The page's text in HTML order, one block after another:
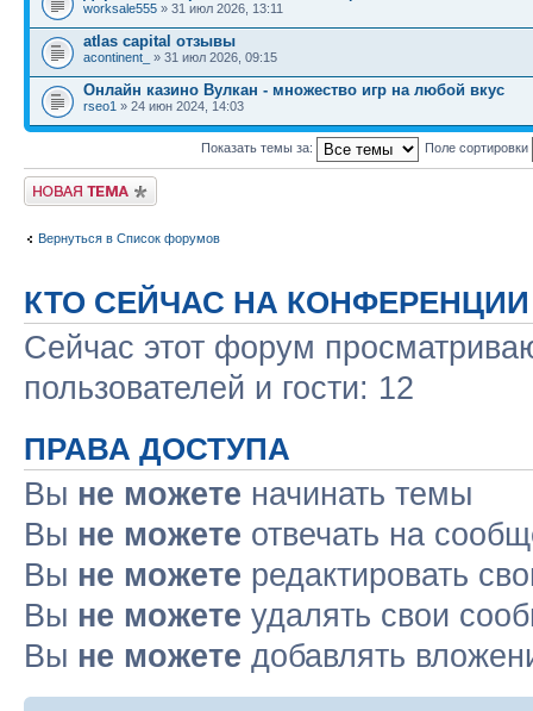
worksale555 » 31 июл 2026, 13:11
atlas capital отзывы
acontinent_ » 31 июл 2026, 09:15
Онлайн казино Вулкан - множество игр на любой вкус
rseo1 » 24 июн 2024, 14:03
Показать темы за: Поле сортировки
Новая тема
Вернуться в Список форумов
КТО СЕЙЧАС НА КОНФЕРЕНЦИИ
Сейчас этот форум
пользователей и гости: 12
ПРАВА ДОСТУПА
Вы не можете начинать темы
Вы не можете отвечать на
Вы не можете редактировать
Вы не можете удалять свои
Вы не можете добавлять